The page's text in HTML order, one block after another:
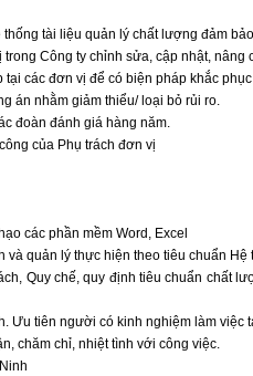
tài liệu quản lý chất lượng đảm
Công ty chỉnh sửa, cập nhật,
các đơn vị để có biện pháp khắc
án nhằm giảm thiểu/ loại bỏ rủi ro.
đoàn đánh giá hàng năm.
của Phụ trách đơn vị
các phần mềm Word, Excel
và quản lý thực hiện theo tiêu chuẩn Hệ
Quy chế, quy định tiêu chuẩn chất
Ưu tiên người có kinh nghiệm làm việc
chăm chỉ, nhiệt tình với công việc.